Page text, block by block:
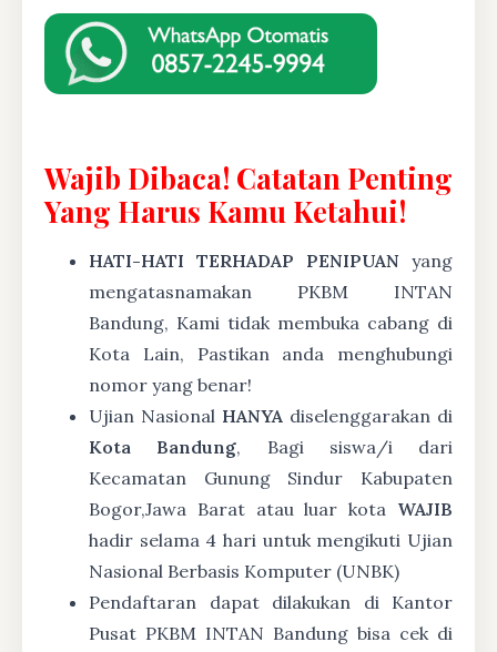
Wajib Dibaca! Catatan Penting
Yang Harus Kamu Ketahui!
HATI-HATI TERHADAP PENIPUAN yang
mengatasnamakan PKBM INTAN
Bandung, Kami tidak membuka cabang di
Kota Lain, Pastikan anda menghubungi
nomor yang benar!
Ujian Nasional HANYA diselenggarakan di
Kota Bandung, Bagi siswa/i dari
Kecamatan Gunung Sindur Kabupaten
Bogor,Jawa Barat atau luar kota WAJIB
hadir selama 4 hari untuk mengikuti Ujian
Nasional Berbasis Komputer (UNBK)
Pendaftaran dapat dilakukan di Kantor
Pusat PKBM INTAN Bandung bisa cek di